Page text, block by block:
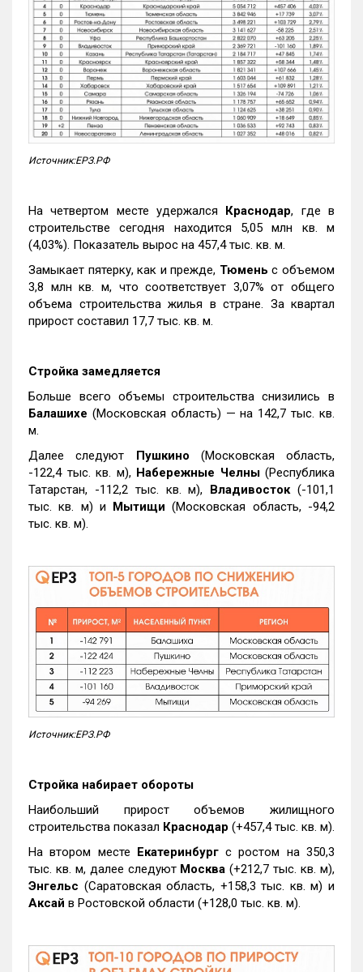
Источник:ЕРЗ.РФ
На четвертом месте удержался Краснодар, где в
строительстве сегодня находится 5,05 млн кв. м
(4,03%). Показатель вырос на 457,4 тыс. кв. м.
Замыкает пятерку, как и прежде, Тюмень с объемом
3,8 млн кв. м, что соответствует 3,07% от общего
объема строительства жилья в стране. За квартал
прирост составил 17,7 тыс. кв. м.
Стройка замедляется
Больше всего объемы строительства снизились в
Балашихе (Московская область) — на 142,7 тыс. кв.
м.
Далее следуют Пушкино (Московская область,
-122,4 тыс. кв. м), Набережные Челны(Республика
Татарстан, -112,2 тыс. кв. м), Владивосток(-101,1
тыс. кв. м) и Мытищи (Московская область, -94,2
тыс. кв. м).
Источник:ЕРЗ.РФ
Стройка набирает обороты
Наибольший прирост объемов жилищного
строительства показал Краснодар (+457,4 тыс. кв. м).
На втором месте Екатеринбургс ростом на 350,3
тыс. кв. м, далее следуют Москва (+212,7 тыс. кв. м),
Энгельс (Саратовская область, +158,3 тыс. кв. м) и
Аксай в Ростовской области (+128,0 тыс. кв. м).